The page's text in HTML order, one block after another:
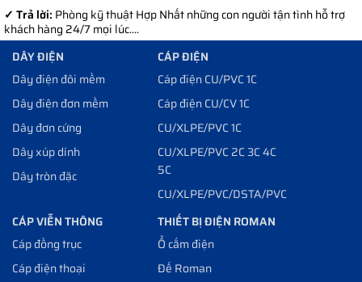
✓ Trả lời: Phòng kỹ thuật Hợp Nhất những con người tận tình hỗ trợ
khách hàng 24/7 mọi lúc....
DÂY ĐIỆN
Dây điện đôi mềm
Dây điện đơn mềm
Dây đơn cứng
Dây xúp dính
Dây tròn đặc
CÁP ĐIỆN
Cáp điện CU/PVC 1C
Cáp điện CU/CV 1C
CU/XLPE/PVC 1C
CU/XLPE/PVC 2C 3C 4C
5C
CU/XLPE/PVC/DSTA/PVC
CÁP VIỄN THÔNG
Cáp đồng trục
Cáp điện thoại
THIẾT BỊ ĐIỆN ROMAN
Ổ cắm điện
Đế Roman